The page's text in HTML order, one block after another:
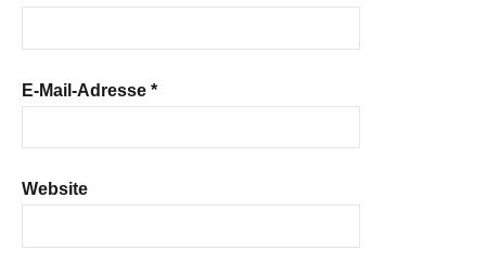
E-Mail-Adresse *
Website